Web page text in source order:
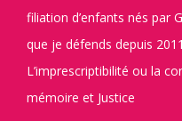
filiation d’enfants nés par
que je défends depuis 2011
L’imprescriptibilité ou la
mémoire et Justice